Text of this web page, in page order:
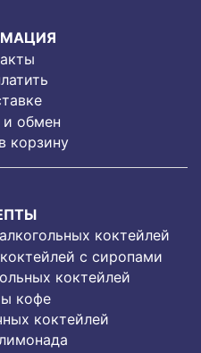
и обмен
корзину
коктейлей
с сиропами
коктейлей
кофе
коктейлей